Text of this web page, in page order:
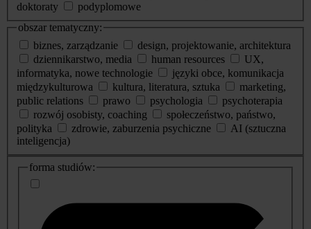
doktoraty
podyplomowe
obszar tematyczny:
biznes, zarządzanie
design, projektowanie, architektura
dziennikarstwo, media
human resources
UX,
informatyka, nowe technologie
języki obce, komunikacja
międzykulturowa
kultura, literatura, sztuka
marketing,
public relations
prawo psychologia
psychoterapia
rozwój osobisty, coaching
społeczeństwo, państwo,
polityka
zdrowie, zaburzenia psychiczne
AI (sztuczna
inteligencja)
dodatkowe
informacje
forma studiów: